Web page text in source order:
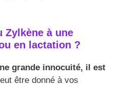
Zylkène à une
en lactation ?
grande innocuité, il est
être donné à vos